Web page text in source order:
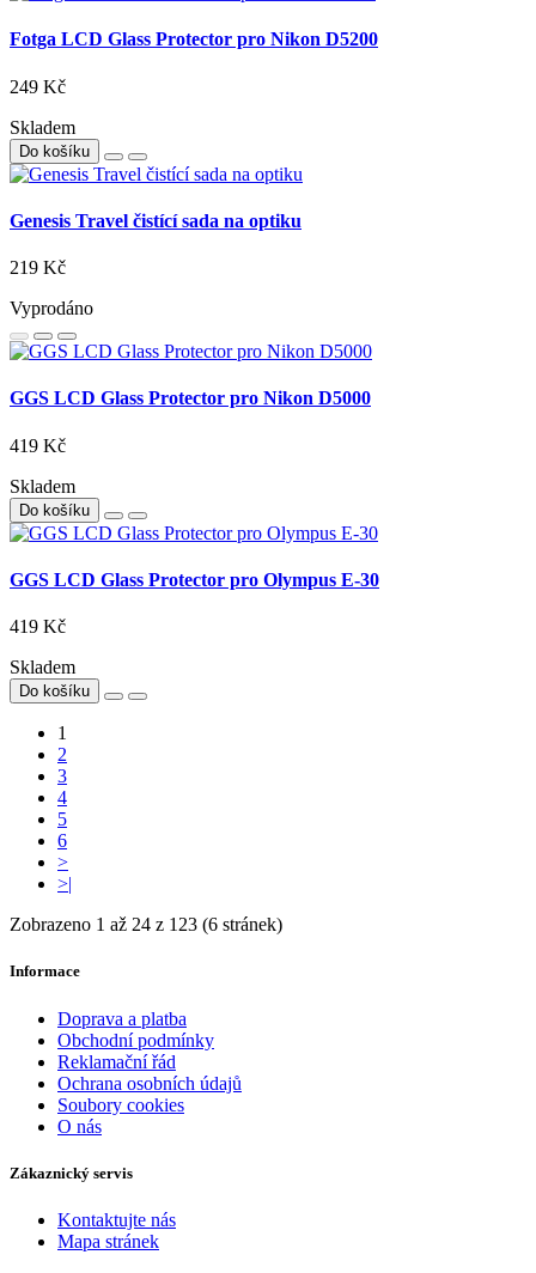
Fotga LCD Glass Protector pro Nikon D5200
249 Kč
Skladem
Do košíku
Genesis Travel čistící sada na optiku
219 Kč
Vyprodáno
GGS LCD Glass Protector pro Nikon D5000
419 Kč
Skladem
Do košíku
GGS LCD Glass Protector pro Olympus E-30
419 Kč
Skladem
Do košíku
1
2
3
4
5
6
>
>|
Zobrazeno 1 až 24 z 123 (6 stránek)
Informace
Doprava a platba
Obchodní podmínky
Reklamační řád
Ochrana osobních údajů
Soubory cookies
O nás
Zákaznický servis
Kontaktujte nás
Mapa stránek